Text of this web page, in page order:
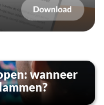
wanneer